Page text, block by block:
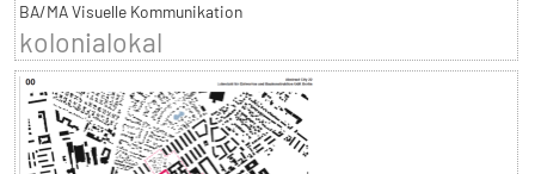
BA/MA Visuelle Kommunikation
kolonialokal